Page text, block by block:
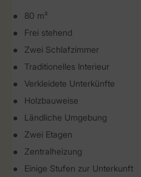
80 m²
Frei stehend
Zwei Schlafzimmer
Traditionelles Interieur
Verkleidete Unterkünfte
Holzbauweise
Ländliche Umgebung
Zwei Etagen
Zentralheizung
Einige Stufen zur Unterkunft